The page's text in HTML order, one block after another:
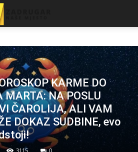
KARME DO
MARTA: NA POSLU
ČAROLIJA, ALI VAM
DOKAZ SUDBINE, evo
3115 0